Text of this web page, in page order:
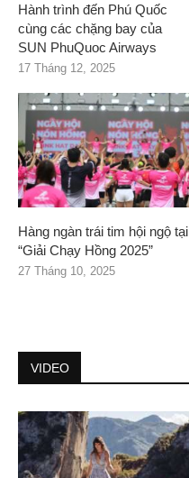
Hành trình đến Phú Quốc
cùng các chặng bay của
SUN PhuQuoc Airways
17 Tháng 12, 2025
Hàng ngàn trái tim hội ngộ tại
“Giải Chạy Hồng 2025”
27 Tháng 10, 2025
VIDEO